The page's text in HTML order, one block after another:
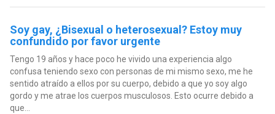
Soy gay, ¿Bisexual o heterosexual? Estoy muy
confundido por favor urgente
Tengo 19 años y hace poco he vivido una experiencia algo
confusa teniendo sexo con personas de mi mismo sexo, me he
sentido atraído a ellos por su cuerpo, debido a que yo soy algo
gordo y me atrae los cuerpos musculosos. Esto ocurre debido a
que...